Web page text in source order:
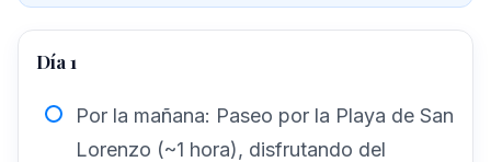
Día 1
Por la mañana: Paseo por la Playa de San
Lorenzo (~1 hora), disfrutando del